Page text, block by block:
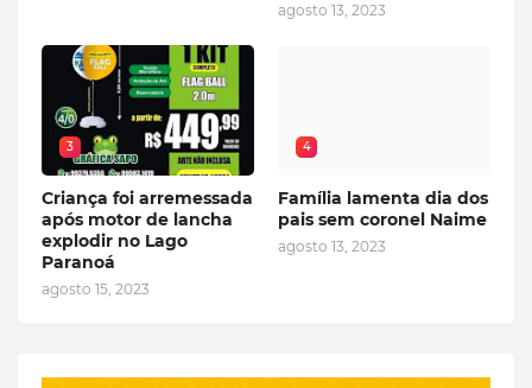
agosto 13, 2023
3
Criança foi arremessada
após motor de lancha
explodir no Lago
Paranoá
agosto 15, 2023
4
Família lamenta dia dos
pais sem coronel Naime
agosto 13, 2023